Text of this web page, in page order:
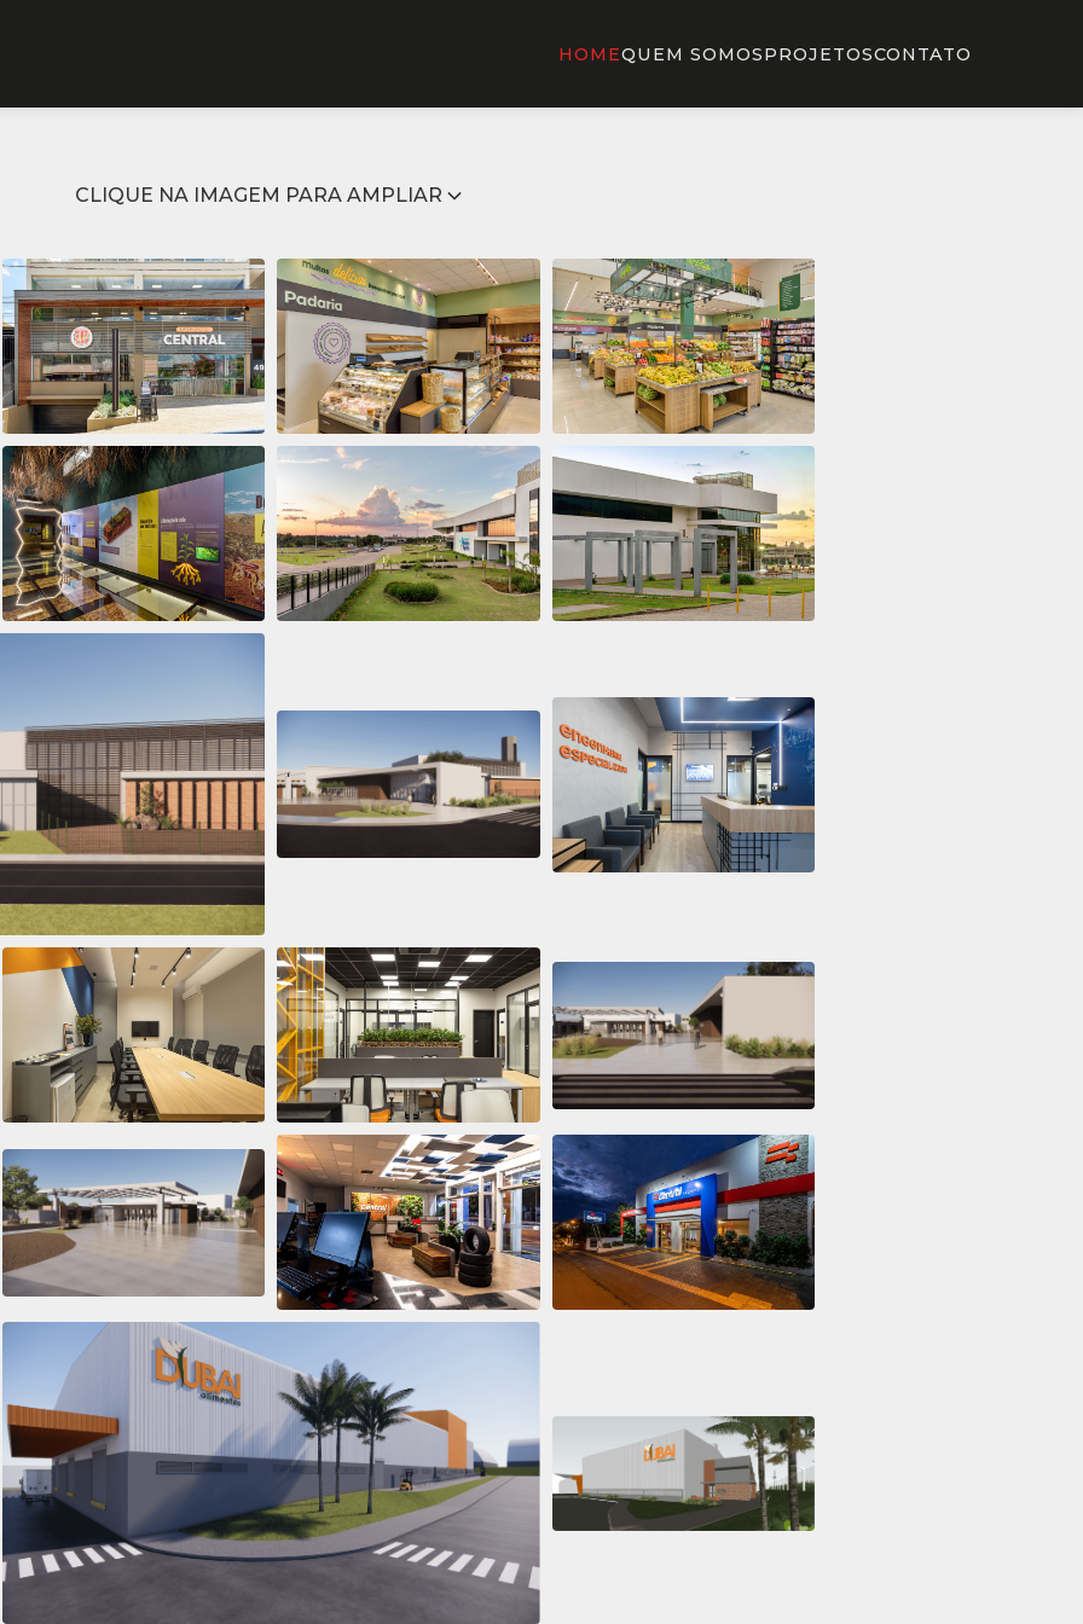
HOMEQUEM SOMOSPROJETOSCONTATO
CLIQUE NA IMAGEM PARA AMPLIAR